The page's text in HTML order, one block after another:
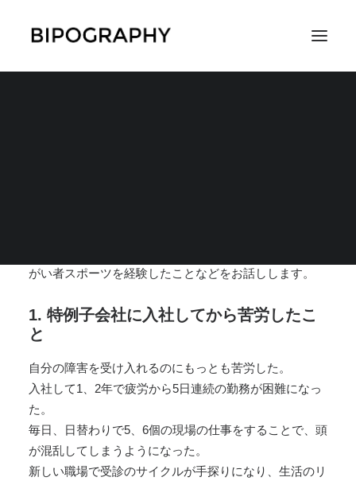
がい者スポーツを経験したことなどをお話しします。
1. 特例子会社に入社してから苦労したこ
と
自分の障害を受け入れるのにもっとも苦労した。
入社して1、2年で疲労から5日連続の勤務が困難になっ
た。
毎日、日替わりで5、6個の現場の仕事をすることで、頭
が混乱してしまうようになった。
新しい職場で受診のサイクルが手探りになり、生活のリ